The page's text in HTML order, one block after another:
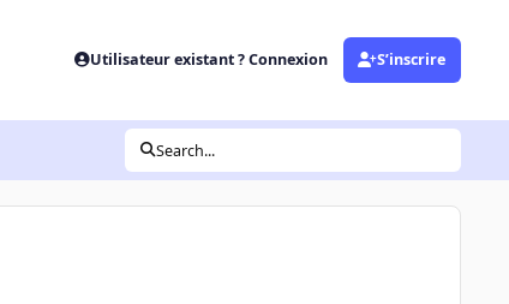
Utilisateur existant ? Connexion S’inscrire
Search...